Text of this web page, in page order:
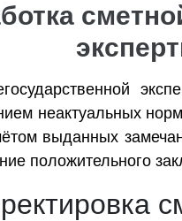
неактуальных
выданных
положительного